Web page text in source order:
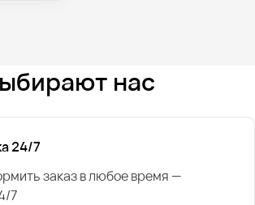
нас
24/7
заказ в любое время —
7